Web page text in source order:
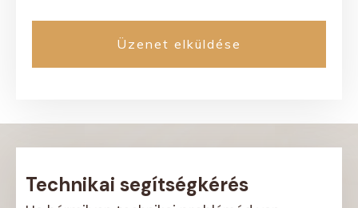
Üzenet elküldése
Technikai segítségkérés